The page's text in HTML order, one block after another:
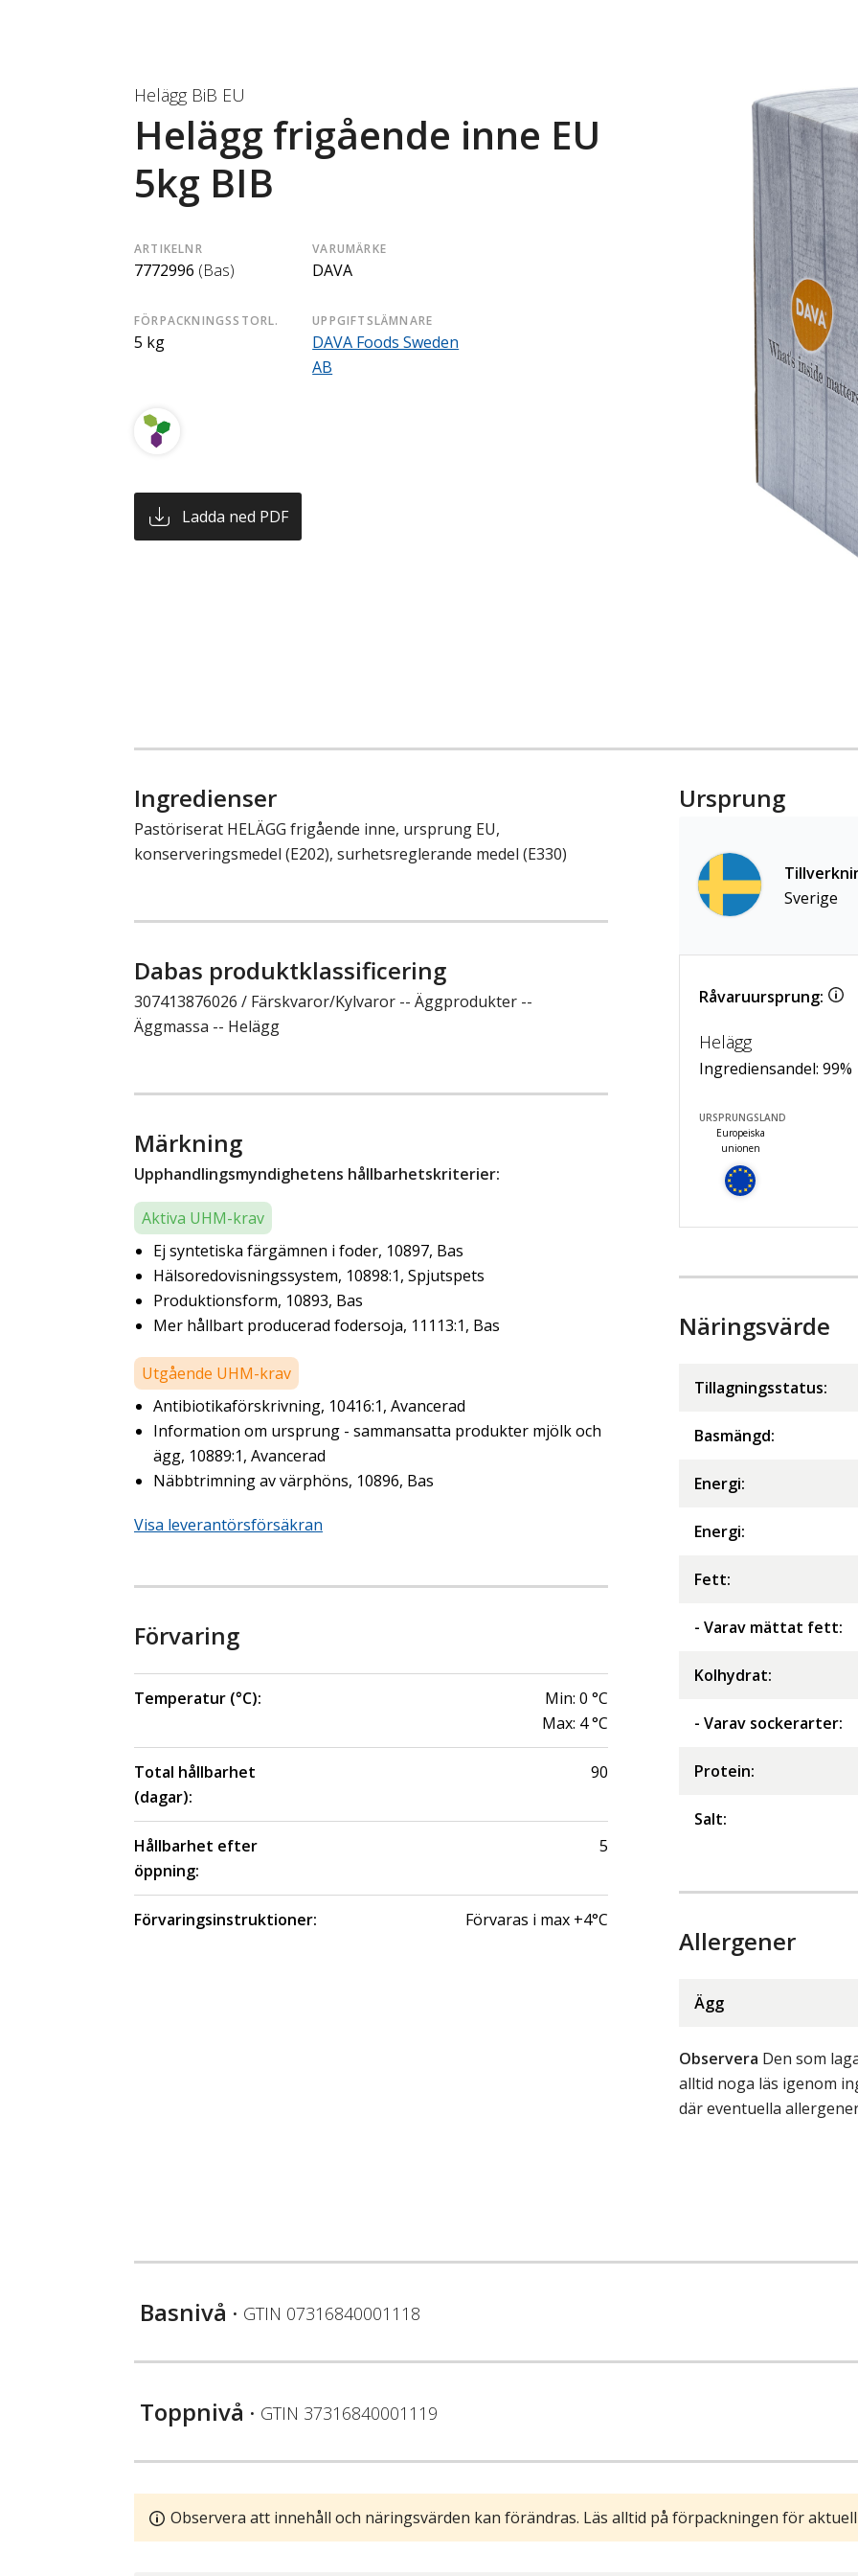
Helägg BiB EU
Helägg frigående inne EU
5kg BIB
ARTIKELNR
7772996 (Bas)
VARUMÄRKE
DAVA
FÖRPACKNINGSSTORL.
5 kg
UPPGIFTSLÄMNARE
DAVA Foods Sweden
AB
Ladda ned PDF
Ingredienser
Pastöriserat HELÄGG frigående inne, ursprung EU,
konserveringsmedel (E202), surhetsreglerande medel (E330)
Dabas produktklassificering
307413876026 / Färskvaror/Kylvaror -- Äggprodukter --
Äggmassa -- Helägg
Märkning
Upphandlingsmyndighetens hållbarhetskriterier:
Aktiva UHM-krav
Ej syntetiska färgämnen i foder, 10897, Bas
Hälsoredovisningssystem, 10898:1, Spjutspets
Produktionsform, 10893, Bas
Mer hållbart producerad fodersoja, 11113:1, Bas
Utgående UHM-krav
Antibiotikaförskrivning, 10416:1, Avancerad
Information om ursprung - sammansatta produkter mjölk och
ägg, 10889:1, Avancerad
Näbbtrimning av värphöns, 10896, Bas
Visa leverantörsförsäkran
Förvaring
Temperatur (°C): Min: 0 °C
Max: 4°C
Total hållbarhet
(dagar):
90
Hållbarhet efter
öppning:
5
Förvaringsinstruktioner: Förvaras i max +4°C
Ursprung
Sverige
Råvaruursprung:
Helägg
Ingrediensandel: 99%
URSPRUNGSLAND
Europeiska
unionen
Näringsvärde
Tillagningsstatus:
Basmängd:
Energi:
Energi:
Fett:
- Varav mättat fett:
Kolhydrat:
- Varav sockerarter:
Protein:
Salt:
Allergener
Ägg
Observera Den som
alltid noga läs igenom
där eventuella
Basnivå • GTIN 07316840001118
Toppnivå • GTIN 37316840001119
Observera att innehåll och näringsvärden kan förändras. Läs alltid på förpackningen för